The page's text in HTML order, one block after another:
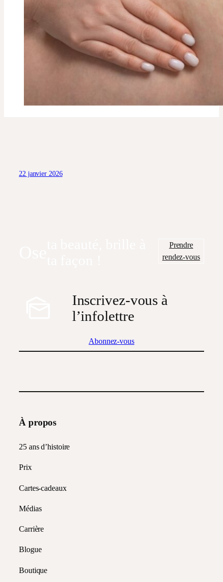
22 janvier 2026
Prendre
rendez-vous
Inscrivez-vous à
l’infolettre
Abonnez-vous
À propos
25 ans d’histoire
Prix
Cartes-cadeaux
Médias
Carrière
Blogue
Boutique